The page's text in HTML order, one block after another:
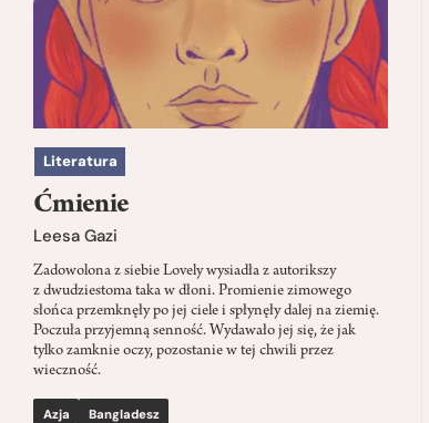
Literatura
Ćmienie
Leesa Gazi
Zadowolona z siebie Lovely wysiadła z autorikszy
z dwudziestoma taka w dłoni. Promienie zimowego
słońca przemknęły po jej ciele i spłynęły dalej na ziemię.
Poczuła przyjemną senność. Wydawało jej się, że jak
tylko zamknie oczy, pozostanie w tej chwili przez
wieczność.
Azja Bangladesz